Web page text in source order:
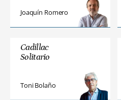
Joaquín Romero
Cadillac
Solitario
Toni Bolaño